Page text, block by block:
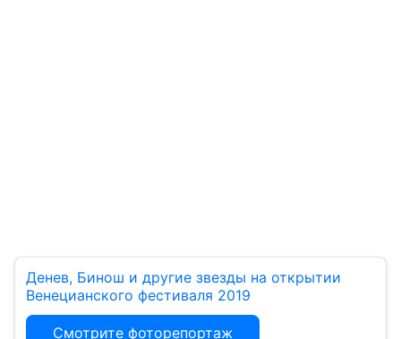
Денев, Бинош и другие звезды на открытии
Венецианского фестиваля 2019
Смотрите фоторепортаж